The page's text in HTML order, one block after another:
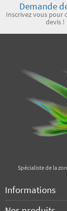
Demande
Inscrivez vous pour
devis !
Spécialiste de la
Informations